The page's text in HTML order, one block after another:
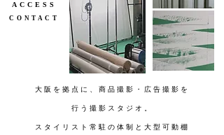
ACCESS
CONTACT
大阪を拠点に、商品撮影・広告撮影を
行う撮影スタジオ。
スタイリスト常駐の体制と大型可動棚